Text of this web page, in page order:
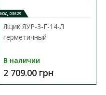
КОД: 03629
Ящик ЯУР-3-Г-14-Л
герметичный
В наличии
2 709.00 грн